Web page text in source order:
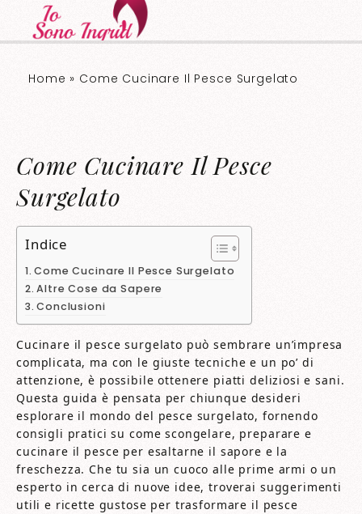
Home » Come Cucinare Il Pesce Surgelato
Come Cucinare Il Pesce
Surgelato
Indice
Come Cucinare Il Pesce Surgelato
Altre Cose da Sapere
Conclusioni
Cucinare il pesce surgelato può sembrare un’impresa
complicata, ma con le giuste tecniche e un po’ di
attenzione, è possibile ottenere piatti deliziosi e sani.
Questa guida è pensata per chiunque desideri
esplorare il mondo del pesce surgelato, fornendo
consigli pratici su come scongelare, preparare e
cucinare il pesce per esaltarne il sapore e la
freschezza. Che tu sia un cuoco alle prime armi o un
esperto in cerca di nuove idee, troverai suggerimenti
utili e ricette gustose per trasformare il pesce